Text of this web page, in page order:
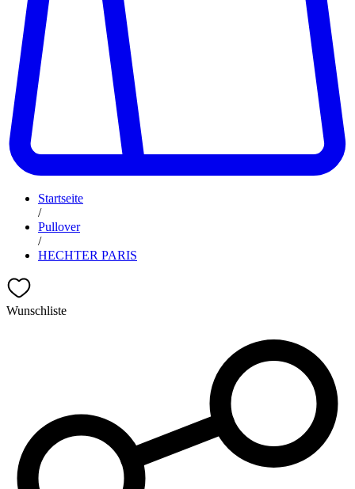
Startseite
/
Pullover
/
HECHTER PARIS
Wunschliste